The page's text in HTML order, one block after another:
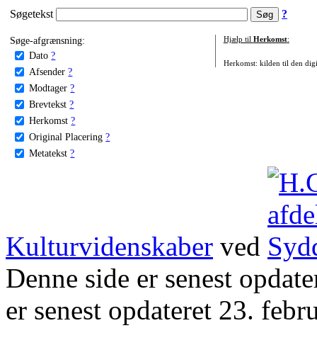
Søgetekst ?
Søge-afgrænsning:
Dato ?
Afsender ?
Modtager ?
Brevtekst ?
Herkomst ?
Original Placering ?
Metatekst ?
Hjælp til Herkomst:
Herkomst: kilden til den
Kulturvidenskaber ved
Denne side er senest
er senest opdateret 23.